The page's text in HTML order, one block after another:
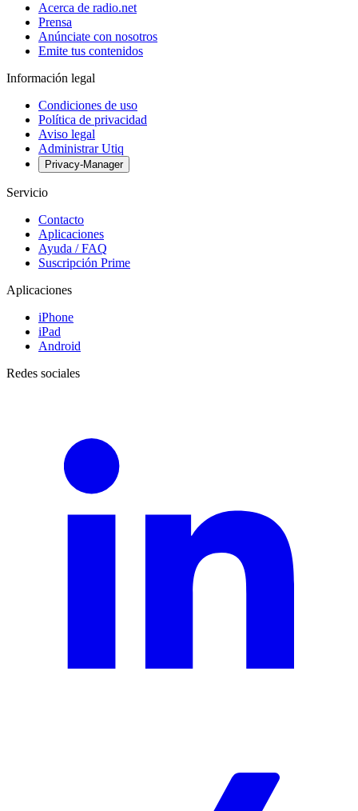
Acerca de radio.net
Prensa
Anúnciate con nosotros
Emite tus contenidos
Información legal
Condiciones de uso
Política de privacidad
Aviso legal
Administrar Utiq
Privacy-Manager
Servicio
Contacto
Aplicaciones
Ayuda / FAQ
Suscripción Prime
Aplicaciones
iPhone
iPad
Android
Redes sociales